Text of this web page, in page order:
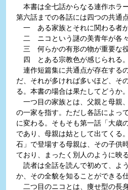
本書は全七話からなる連作ホラ
第六話までの各話には四つの共通点
一 ある家族とそれに関わる者が
二 ニコという謎の美青年が各々
三 何らかの有形の物が重要な役
四 とある宗教色が感じられる。
連作短篇集に共通点が存在する
だ、それが多ければ多いほど、そ
る。本書の場合は果たしてどうか。
一つ目の家族とは、父親と母親
の一家を指す。ただし各話によっ
に変わる。そもそも第一話「大歳
であり、母親は姑として出てくる
石」で登場する母親は、その子供
ており、まったく別人のように映る
読者は全話を読んで初めて、よ
か、その全貌を知ることができる
二つ目のニコとは、痩せ型の長